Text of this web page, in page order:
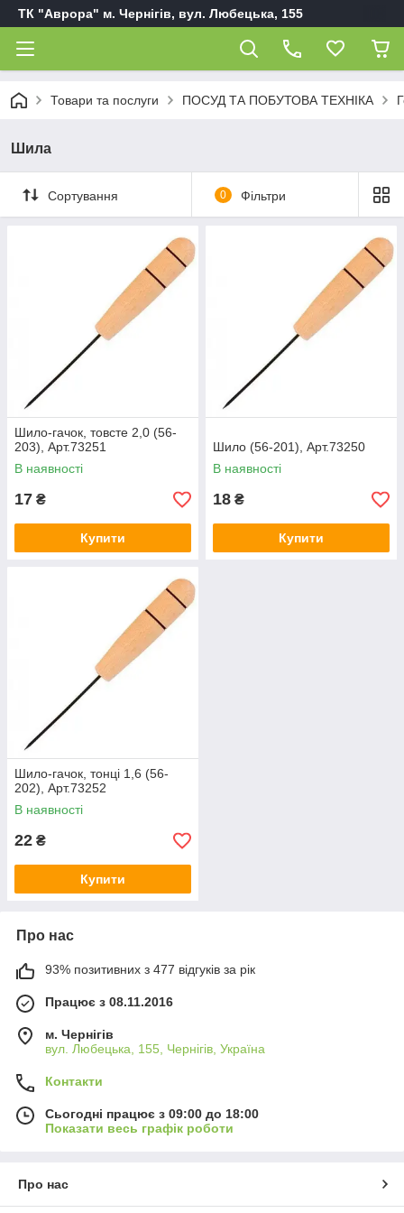
ТК "Аврора" м. Чернігів, вул. Любецька, 155
Товари та послуги ПОСУД ТА ПОБУТОВА ТЕХНІКА
Шила
Сортування 0 Фільтри
Шило-гачок, товсте 2,0 (56-
203), Арт.73251
В наявності
17 ₴
Купити
Шило (56-201), Арт.73250
В наявності
18 ₴
Купити
Шило-гачок, тонці 1,6 (56-
202), Арт.73252
В наявності
22 ₴
Купити
Про нас
93% позитивних з 477 відгуків за рік
Працює з 08.11.2016
м. Чернігів
вул. Любецька, 155, Чернігів, Україна
Контакти
Сьогодні працює з 09:00 до 18:00
Показати весь графік роботи
Про нас